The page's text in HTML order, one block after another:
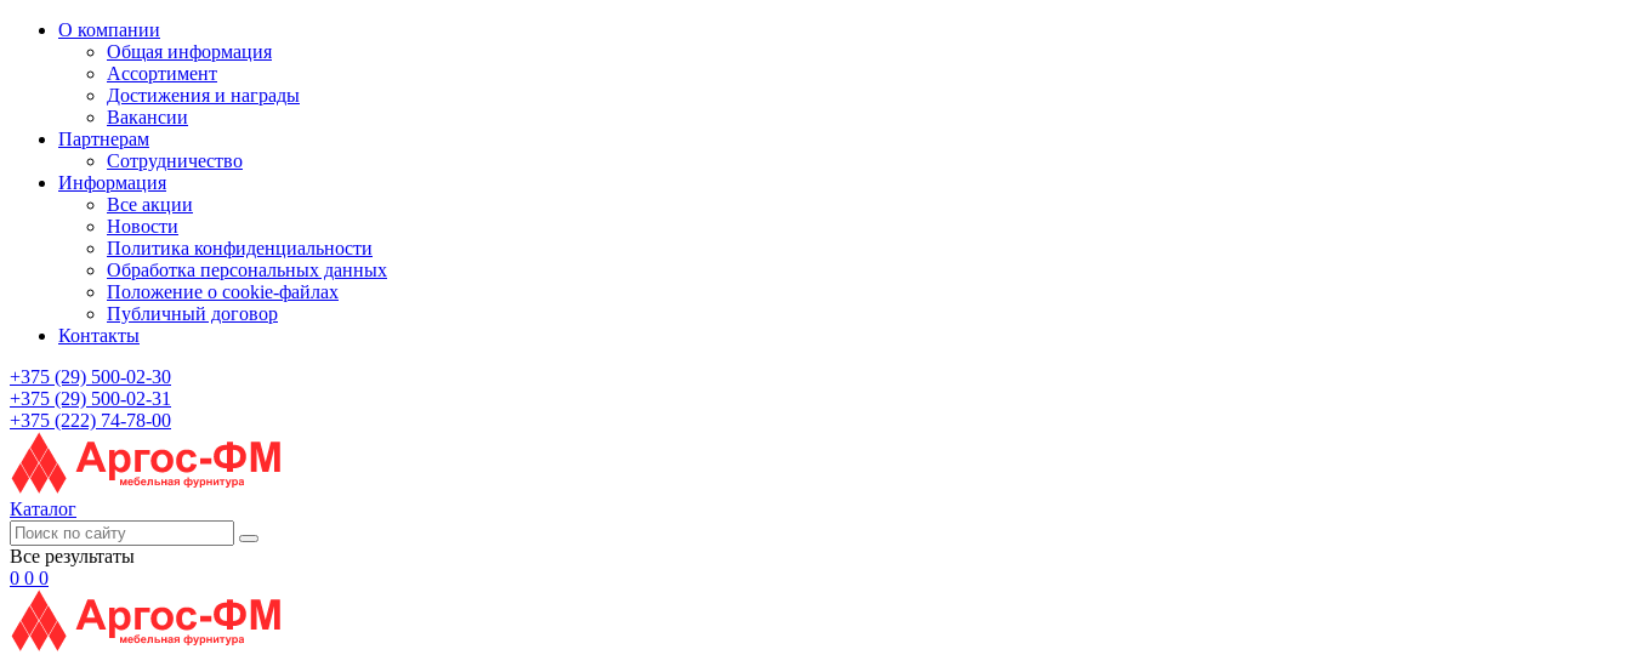
О компании
Общая информация
Ассортимент
Достижения и награды
Вакансии
Партнерам
Сотрудничество
Информация
Все акции
Новости
Политика конфиденциальности
Обработка персональных данных
Положение о cookie-файлах
Публичный договор
Контакты
+375 (29) 500-02-30
+375 (29) 500-02-31
+375 (222) 74-78-00
Каталог
Все результаты
0 0 0